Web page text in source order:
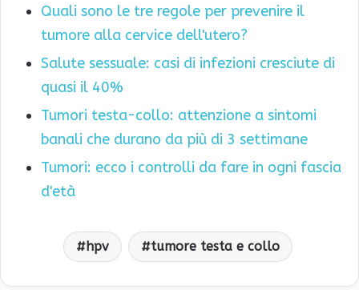
Quali sono le tre regole per prevenire il
tumore alla cervice dell'utero?
Salute sessuale: casi di infezioni cresciute di
quasi il 40%
Tumori testa-collo: attenzione a sintomi
banali che durano da più di 3 settimane
Tumori: ecco i controlli da fare in ogni fascia
d'età
hpv tumore testa e collo